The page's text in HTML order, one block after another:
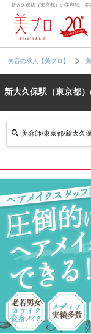
新大久保駅（東京都）の美容師・
美容の求人【美プロ】
新大久保駅（東京都
美容師/東京都/新大久